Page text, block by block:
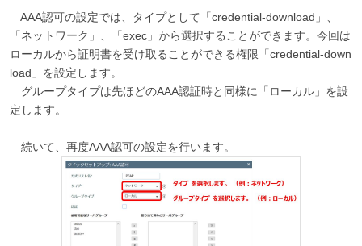
AAA認可の設定では、タイプとして「credential-download」、
「ネットワーク」、「exec」から選択することができます。今回は
ローカルから証明書を受け取ることができる権限「credential-down
load」を設定します。
グループタイプは先ほどのAAA認証時と同様に「ローカル」を設
定します。
続いて、再度AAA認可の設定を行います。